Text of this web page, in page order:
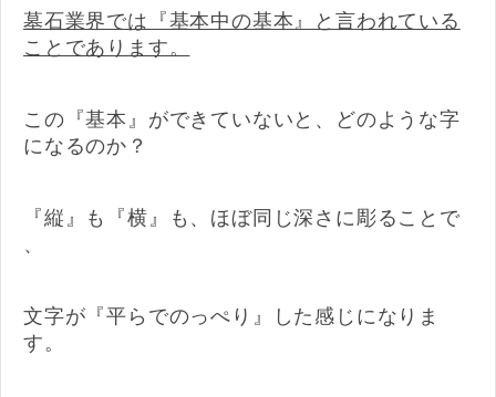
墓石業界では『基本中の基本』と言われている
ことであります。
この『基本』ができていないと、どのような字
になるのか？
『縦』も『横』も、ほぼ同じ深さに彫ることで
、
文字が『平らでのっぺり』した感じになりま
す。